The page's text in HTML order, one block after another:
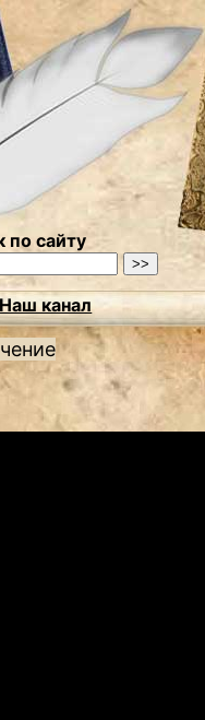
по сайту
Наш канал